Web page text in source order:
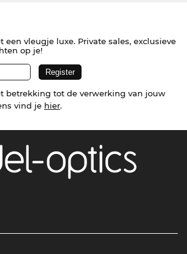
een vleugje luxe. Private sales, exclusieve
op je!
betrekking tot de verwerking van jouw
vind je hier.